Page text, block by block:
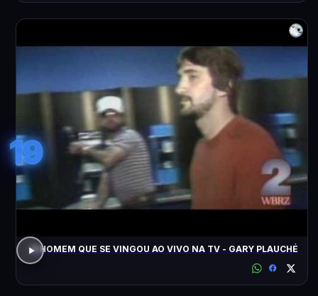
19
O HOMEM QUE SE VINGOU AO VIVO NA TV - GARY PLAUCHÉ